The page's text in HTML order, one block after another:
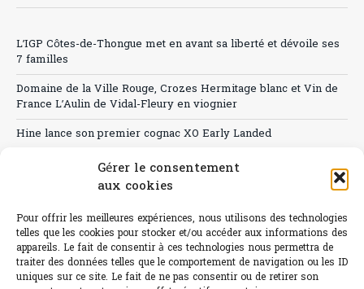
Gérer le consentement
aux cookies
Pour offrir les meilleures expériences, nous utilisons des technologies
telles que les cookies pour stocker et/ou accéder aux informations des
appareils. Le fait de consentir à ces technologies nous permettra de
traiter des données telles que le comportement de navigation ou les ID
uniques sur ce site. Le fait de ne pas consentir ou de retirer son
L’IGP Côtes-de-Thongue met en avant sa liberté et dévoile ses
7 familles
Domaine de la Ville Rouge, Crozes Hermitage blanc et Vin de
France L’Aulin de Vidal-Fleury en viognier
Hine lance son premier cognac XO Early Landed
Canicule : A quand le CHR à « l’heure espagnole » ?
Sélection de rosés 2026